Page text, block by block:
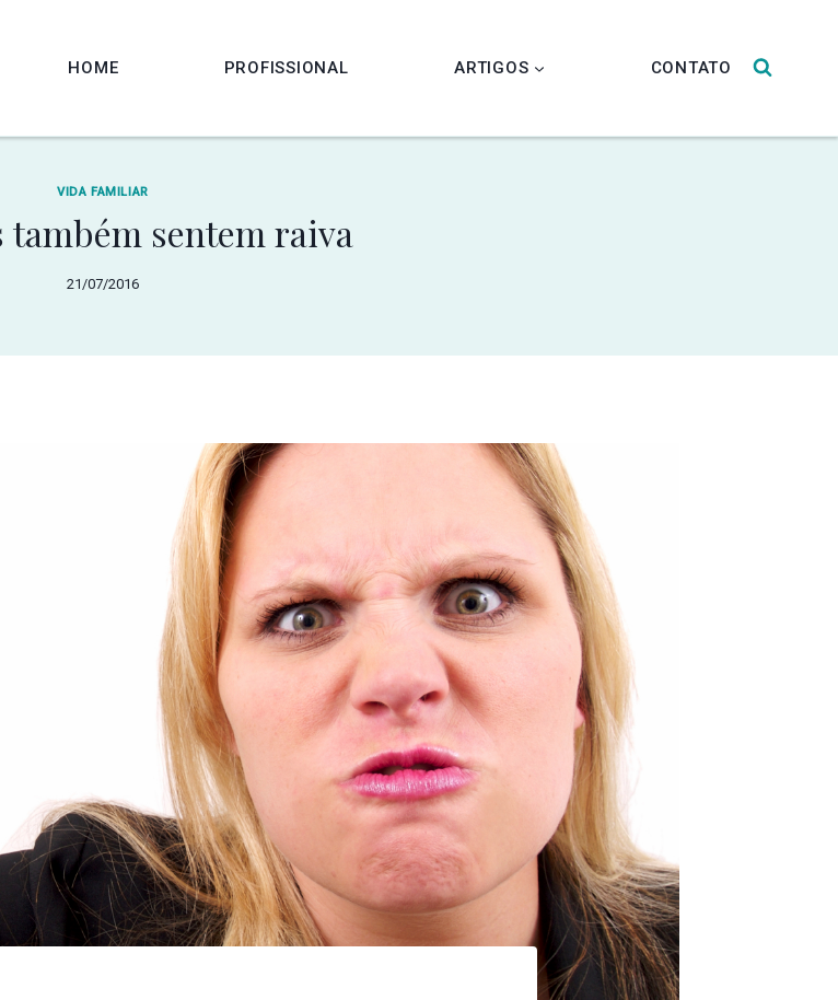
HOME PROFISSIONAL ARTIGOS CONTATO
VIDA FAMILIAR
também sentem raiva
21/07/2016